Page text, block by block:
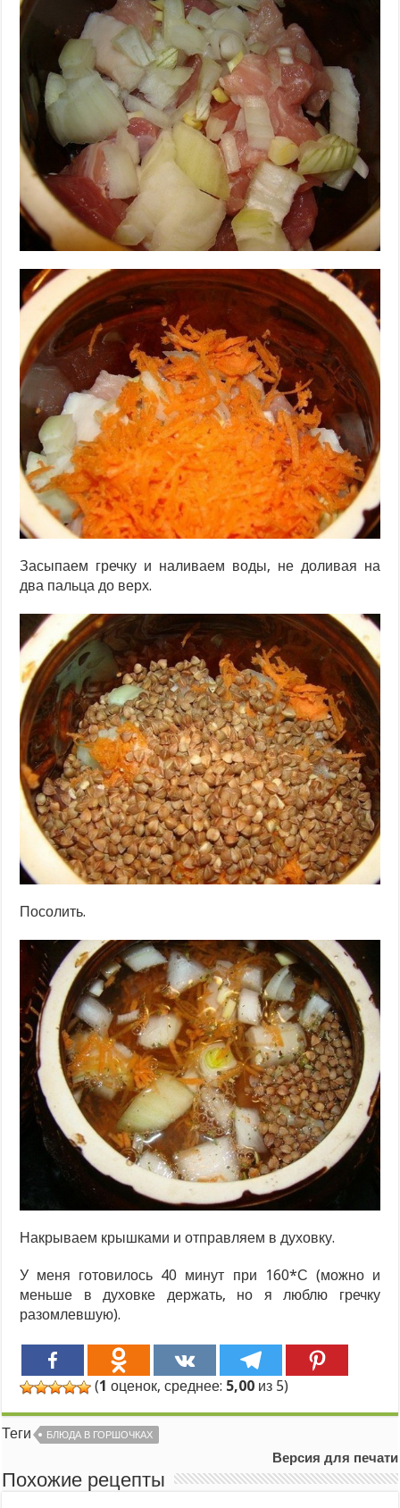
Засыпаем гречку и наливаем воды, не доливая на
два пальца до верх.
Посолить.
Накрываем крышками и отправляем в духовку.
У меня готовилось 40 минут при 160*С (можно и
меньше в духовке держать, но я люблю гречку
разомлевшую).
(1 оценок, среднее: 5,00 из 5)
Теги БЛЮДА В ГОРШОЧКАХ
Версия для печати
Похожие рецепты